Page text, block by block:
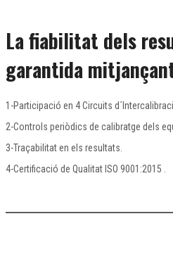
La fiabilitat dels
garantida
1-Participació en 4 Circuits
2-Controls periòdics de calibratge dels
3-Traçabilitat en els resultats.
4-Certificació de Qualitat ISO 9001:2015 .